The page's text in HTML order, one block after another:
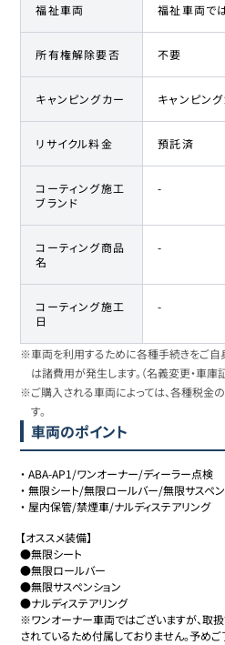
福祉車両 福祉車両で
所有権解除要否 不要
キャンピングカー キャンピン
リサイクル料金 預託済
コーティング施工
ブランド
-
コーティング商品
名
-
コーティング施工
日
-
※車両を利用するために各種手続きをご自
は諸費用が発生します。（名義変更・車庫
※ご購入される車両によっては、各種税金
す。
車両のポイント
・ABA-AP1/ワンオーナー/ディーラー点検
・無限シート/無限ロールバー/無限サスペン
・ 屋内保管/禁煙車/ナルディステアリング
【オススメ装備】
●無限シート
●無限ロールバー
●無限サスペンション
●ナルディステアリング
※ワンオーナー車両ではございますが、取
されているため付属しておりません。予めご